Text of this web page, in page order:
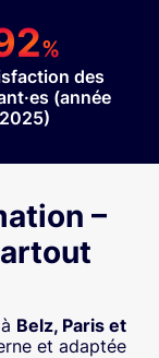
%
des
(année
2025)
–
Belz, Paris et
et adaptée